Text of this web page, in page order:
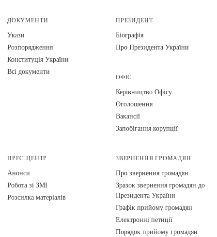
ДОКУМЕНТИ
Укази
Розпорядження
Конституція України
Всі документи
ПРЕЗИДЕНТ
Біографія
Про Президента України
ОФІС
Керівництво Офісу
Оголошення
Вакансії
Запобігання корупції
ПРЕС-ЦЕНТР
Анонси
Робота зі ЗМІ
Розсилка матеріалів
ЗВЕРНЕННЯ ГРОМАДЯН
Про звернення громадян
Зразок звернення громадян до
Президента України
Графік прийому громадян
Електронні петиції
Порядок прийому громадян